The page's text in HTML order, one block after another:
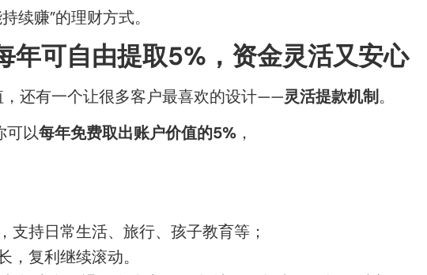
续赚”的理财方式。
年可自由提取5%，资金灵活又安心
，还有一个让很多客户最喜欢的设计——灵活提款机制。
可以每年免费取出账户价值的5% ，
支持日常生活、旅行、孩子教育等；
，复利继续滚动。